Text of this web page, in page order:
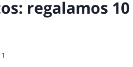
regalamos